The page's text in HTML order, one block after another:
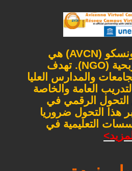
​​(
AVCN) هي
(
NGO). تهدف
والمدارس العليا
العامة والخاصة
الرقمي في
هذا التحول ضروريا
التعليمية في